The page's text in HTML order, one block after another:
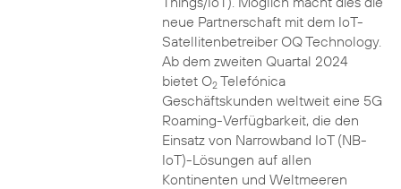
neue Partnerschaft mit dem IoT-
Satellitenbetreiber OQ Technology.
Ab dem zweiten Quartal 2024
bietet O2Telefónica
Geschäftskunden weltweit eine 5G
Roaming-Verfügbarkeit, die den
Einsatz von Narrowband IoT (NB-
IoT)-Lösungen auf allen
Kontinenten und Weltmeeren